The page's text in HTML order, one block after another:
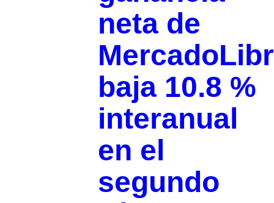
neta de
baja 10.8 %
interanual
en el
segundo